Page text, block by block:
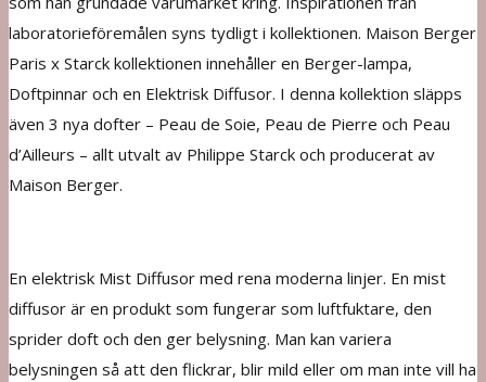
laboratorieföremålen syns tydligt i kollektionen. Maison Berger
Paris x Starck kollektionen innehåller en Berger-lampa,
Doftpinnar och en Elektrisk Diffusor. I denna kollektion släpps
även 3 nya dofter – Peau de Soie, Peau de Pierre och Peau
d’Ailleurs – allt utvalt av Philippe Starck och producerat av
Maison Berger.
En elektrisk Mist Diffusor med rena moderna linjer. En mist
diffusor är en produkt som fungerar som luftfuktare, den
sprider doft och den ger belysning. Man kan variera
belysningen så att den flickrar, blir mild eller om man inte vill ha